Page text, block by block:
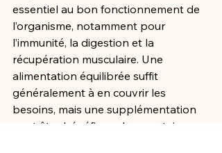
essentiel au bon fonctionnement de
l’organisme, notamment pour
l’immunité, la digestion et la
récupération musculaire. Une
alimentation équilibrée suffit
généralement à en couvrir les
besoins, mais une supplémentation
peut être bénéfique dans certaines